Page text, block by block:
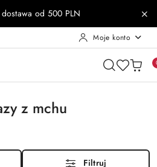
od 500 PLN
Moje konto
z mchu
Filtruj